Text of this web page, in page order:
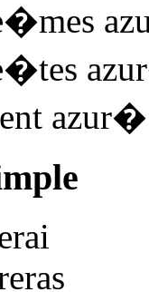
azur
azur�
rai
eras